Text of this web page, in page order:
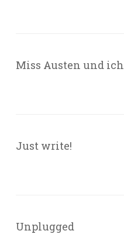
Miss Austen und ich
Just write!
Unplugged